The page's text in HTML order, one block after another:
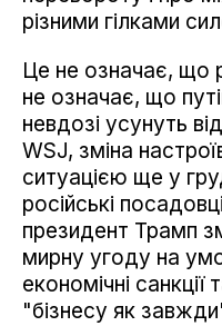
різними гілками
Це не означає, що
не означає, що
невдозі усунуть
WSJ, зміна
ситуацією ще у
російські
президент Трамп
мирну угоду на
економічні
"бізнесу як